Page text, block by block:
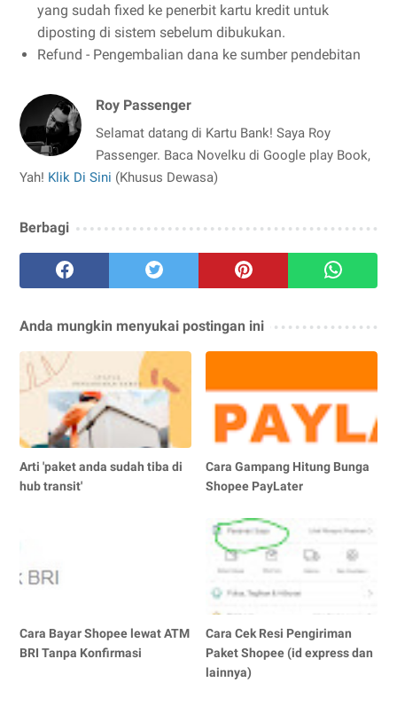
yang sudah fixed ke penerbit kartu kredit untuk
diposting di sistem sebelum dibukukan.
Refund - Pengembalian dana ke sumber pendebitan
Roy Passenger
Selamat datang di Kartu Bank! Saya Roy
Passenger. Baca Novelku di Google play Book,
Yah! Klik Di Sini (Khusus Dewasa)
Berbagi
Anda mungkin menyukai postingan ini
Arti 'paket anda sudah tiba di
hub transit'
Cara Gampang Hitung Bunga
Shopee PayLater
Cara Bayar Shopee lewat ATM
BRI Tanpa Konfirmasi
Cara Cek Resi Pengiriman
Paket Shopee (id express dan
lainnya)